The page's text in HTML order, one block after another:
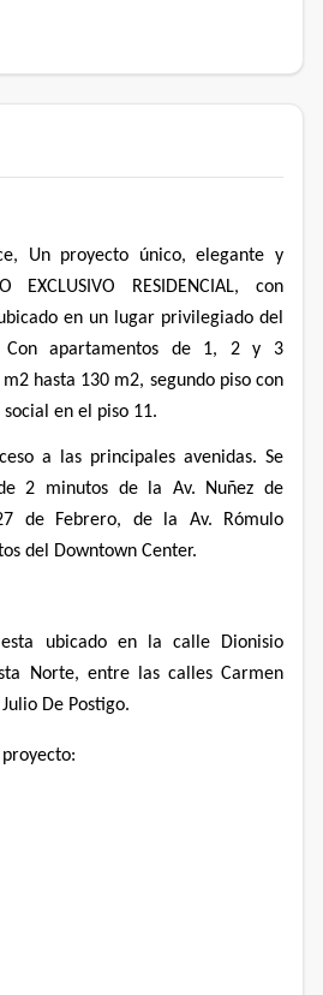
Un proyecto único, elegante y
EXCLUSIVO RESIDENCIAL, con
en un lugar privilegiado del
Con apartamentos de 1, 2 y 3
hasta 130 m2, segundo piso con
en el piso 11.
a
las principales avenidas. Se
2 minutos de la Av. Nuñez de
de Febrero, de la Av. Rómulo
del Downtown Center.
ubicado en la calle Dionisio
Norte, entre las calles Carmen
De Postigo.